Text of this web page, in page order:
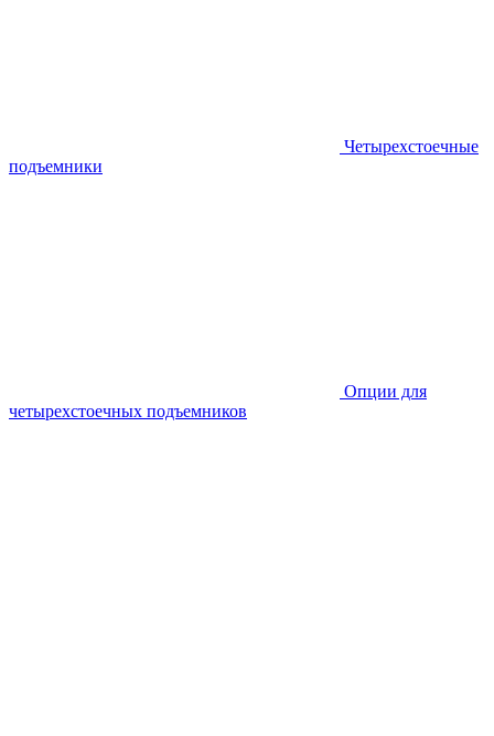
Четырехстоечные
подъемники
Опции для
четырехстоечных подъемников